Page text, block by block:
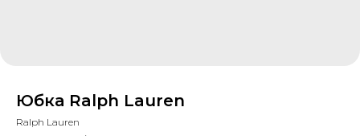
Юбка Ralph Lauren
Ralph Lauren